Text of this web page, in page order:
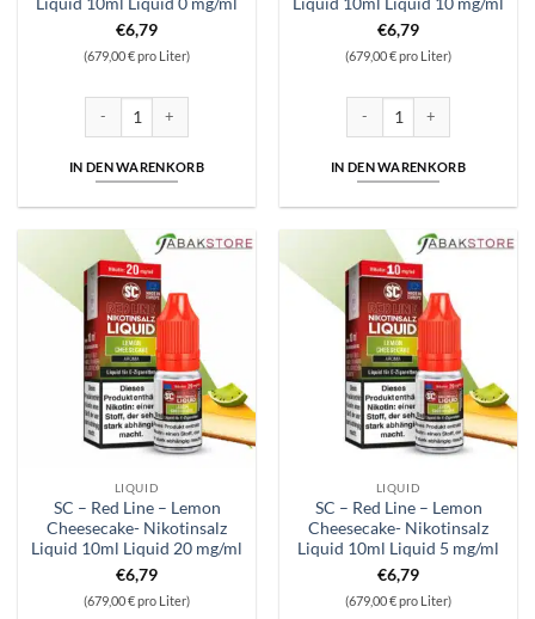
€6,79
(679,00 € pro Liter)
IN DEN WARENKORB
€6,79
(679,00 € pro Liter)
IN DEN WARENKORB
LIQUID
SC – Red Line – Lemon
Cheesecake- Nikotinsalz
Liquid 10ml Liquid 20 mg/ml
€6,79
(679,00 € pro Liter)
LIQUID
SC – Red Line – Lemon
Cheesecake- Nikotinsalz
Liquid 10ml Liquid 5 mg/ml
€6,79
(679,00 € pro Liter)